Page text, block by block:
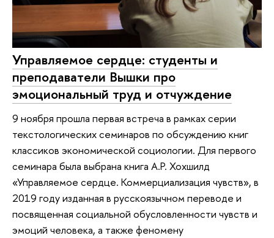
Управляемое сердце: студенты и
преподаватели Вышки про
эмоциональный труд и отчуждение
9 ноября прошла первая встреча в рамках серии
текстологических семинаров по обсуждению книг
классиков экономической социологии. Для первого
семинара была выбрана книга А.Р. Хохшилд
«Управляемое сердце. Коммерциализация чувств», в
2019 году изданная в русскоязычном переводе и
посвященная социальной обусловленности чувств и
эмоций человека, а также феномену